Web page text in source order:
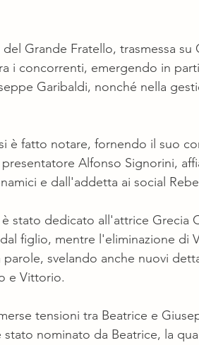
Grande Fratello, trasmessa su
i concorrenti, emergendo in
Garibaldi, nonché nella
è fatto notare, fornendo il suo
Alfonso Signorini,
e dall'addetta ai social
stato dedicato all'attrice Grecia
figlio, mentre l'eliminazione di
svelando anche nuovi
e Vittorio.
tensioni tra Beatrice e
nominato da Beatrice, la